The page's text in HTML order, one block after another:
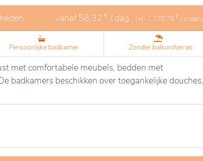
vanaf 58,32 € / dag (+/- 1.778,76 € /
Persoonlijke badkamer Zonder balkon/terras
met comfortabele meubels, bedden met
badkamers beschikken over toegankelijke douches,